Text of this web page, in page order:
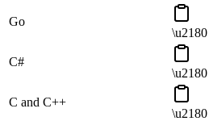
Go
\u2180
C#
\u2180
C and C++
\u2180